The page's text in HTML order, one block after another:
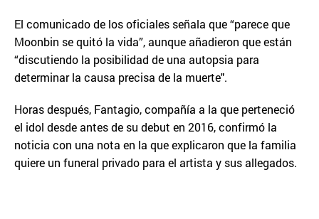
El comunicado de los oficiales señala que “parece que
Moonbin se quitó la vida”, aunque añadieron que están
“discutiendo la posibilidad de una autopsia para
determinar la causa precisa de la muerte".
Horas después, Fantagio, compañía a la que perteneció
el idol desde antes de su debut en 2016, confirmó la
noticia con una nota en la que explicaron que la familia
quiere un funeral privado para el artista y sus allegados.